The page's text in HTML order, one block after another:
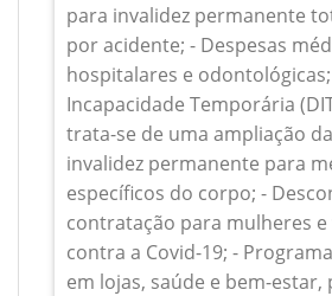
para invalidez permanente
por acidente; - Despesas
hospitalares e
Incapacidade Temporária
trata-se de uma ampliação
invalidez permanente para
específicos do corpo; -
contratação para mulheres e
contra a Covid-19; -
em lojas, saúde e bem-estar,